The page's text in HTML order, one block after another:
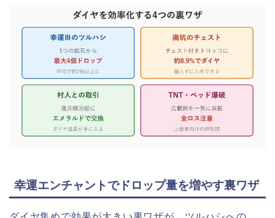
幸運エンチャントでドロップ量を増やす裏ワザ